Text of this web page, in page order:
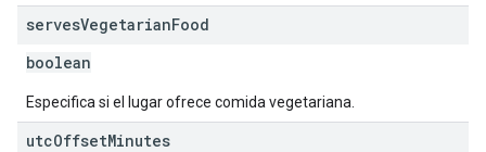
servesVegetarianFood
boolean
Especifica si el lugar ofrece comida vegetariana.
utcOffsetMinutes